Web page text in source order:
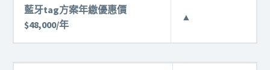
藍牙tag方案年繳優惠價
$48,000/年
▲